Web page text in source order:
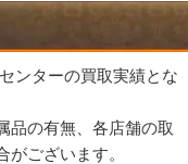
ンターの買取実績とな
品の有無、各店舗の取
ございます。